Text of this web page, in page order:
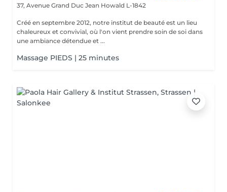
37, Avenue Grand Duc Jean Howald L-1842
Créé en septembre 2012, notre institut de beauté est un lieu
chaleureux et convivial, où l'on vient prendre soin de soi dans
une ambiance détendue et ...
Massage PIEDS | 25 minutes